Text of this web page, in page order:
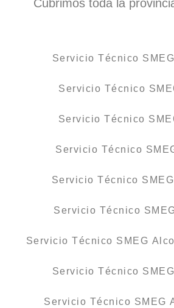
Cubrimos toda la
Servicio Técnico
Servicio Técnico
Servicio Técnico
Servicio Técnico
Servicio Técnico
Servicio Técnico
Servicio Técnico SMEG
Servicio Técnico
Servicio Técnico SMEG